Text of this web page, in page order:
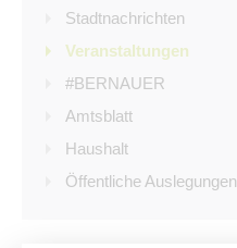
Haushalt
Öffentliche Auslegungen
Bürgerservice
Bürgerinformation
Stadtverwaltung
Stadtnachrichten
Veranstaltungen
#BERNAUER
Amtsblatt
Haushalt
Öffentliche Auslegungen